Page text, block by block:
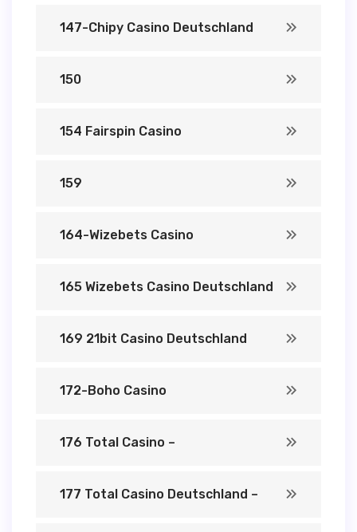
147-Chipy Casino Deutschland
150
154 Fairspin Casino
159
164-Wizebets Casino
165 Wizebets Casino Deutschland
169 21bit Casino Deutschland
172-Boho Casino
176 Total Casino –
177 Total Casino Deutschland –